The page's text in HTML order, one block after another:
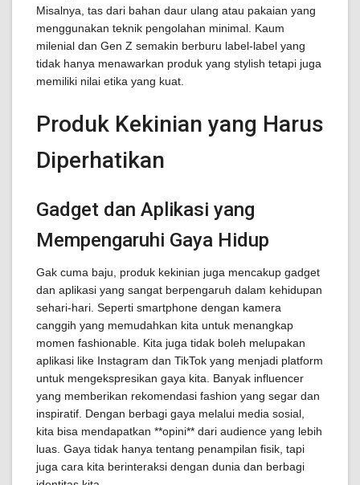
Misalnya, tas dari bahan daur ulang atau pakaian yang
menggunakan teknik pengolahan minimal. Kaum
milenial dan Gen Z semakin berburu label-label yang
tidak hanya menawarkan produk yang stylish tetapi juga
memiliki nilai etika yang kuat.
Produk Kekinian yang Harus
Diperhatikan
Gadget dan Aplikasi yang
Mempengaruhi Gaya Hidup
Gak cuma baju, produk kekinian juga mencakup gadget
dan aplikasi yang sangat berpengaruh dalam kehidupan
sehari-hari. Seperti smartphone dengan kamera
canggih yang memudahkan kita untuk menangkap
momen fashionable. Kita juga tidak boleh melupakan
aplikasi like Instagram dan TikTok yang menjadi platform
untuk mengekspresikan gaya kita. Banyak influencer
yang memberikan rekomendasi fashion yang segar dan
inspiratif. Dengan berbagi gaya melalui media sosial,
kita bisa mendapatkan **opini** dari audience yang lebih
luas. Gaya tidak hanya tentang penampilan fisik, tapi
juga cara kita berinteraksi dengan dunia dan berbagi